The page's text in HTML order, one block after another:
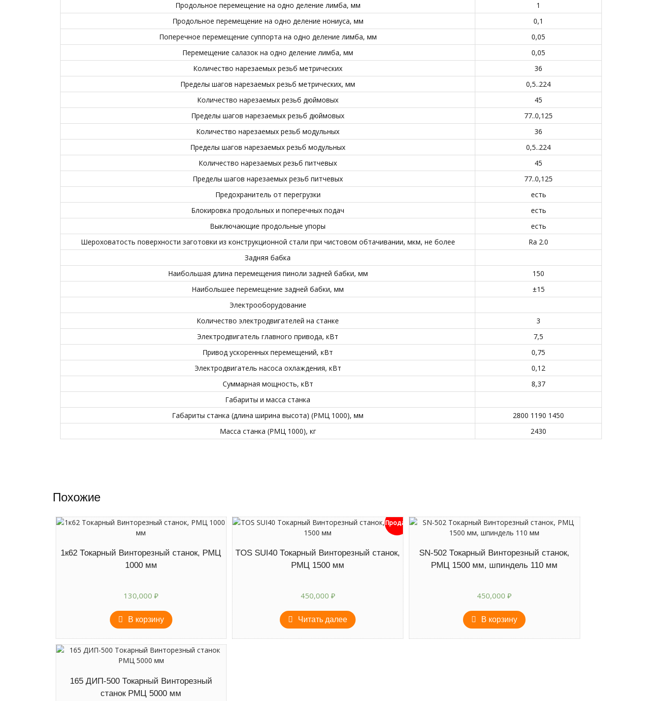
Продольное перемещение на одно деление лимба, мм
1
Продольное перемещение на одно деление нониуса, мм
0,1
Поперечное перемещение суппорта на одно деление лимба, мм
0,05
Перемещение салазок на одно деление лимба, мм
0,05
Количество нарезаемых резьб метрических
36
Пределы шагов нарезаемых резьб метрических, мм
0,5..224
Количество нарезаемых резьб дюймовых
45
Пределы шагов нарезаемых резьб дюймовых
77..0,125
Количество нарезаемых резьб модульных
36
Пределы шагов нарезаемых резьб модульных
0,5..224
Количество нарезаемых резьб питчевых
45
Пределы шагов нарезаемых резьб питчевых
77..0,125
Предохранитель от перегрузки
есть
Блокировка продольных и поперечных подач
есть
Выключающие продольные упоры
есть
Шероховатость поверхности заготовки из конструкционной стали при чистовом обтачивании, мкм, не более
Ra 2.0
Задняя бабка
Наибольшая длина перемещения пиноли задней бабки, мм
150
Наибольшее перемещение задней бабки, мм
±15
Электрооборудование
Количество электродвигателей на станке
3
Электродвигатель главного привода, кВт
7,5
Привод ускоренных перемещений, кВт
0,75
Электродвигатель насоса охлаждения, кВт
0,12
Суммарная мощность, кВт
8,37
Габариты и масса станка
Габариты станка (длина ширина высота) (РМЦ 1000), мм
2800 1190 1450
Масса станка (РМЦ 1000), кг
2430
Похожие
1к62 Токарный Винторезный станок, РМЦ
1000 мм
130,000 ₽
В корзину
Продан
TOS SUI40 Токарный Винторезный станок,
РМЦ 1500 мм
450,000 ₽
Читать далее
SN-502 Токарный Винторезный станок,
РМЦ 1500 мм, шпиндель 110 мм
450,000₽
В корзину
165 ДИП-500 Токарный Винторезный
станок РМЦ 5000 мм